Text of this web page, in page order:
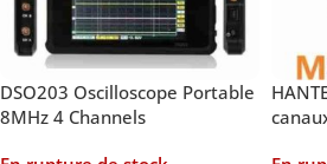
DSO203 Oscilloscope Portable
8MHz 4 Channels